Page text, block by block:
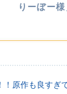
りーぼー様
原作も良すぎ